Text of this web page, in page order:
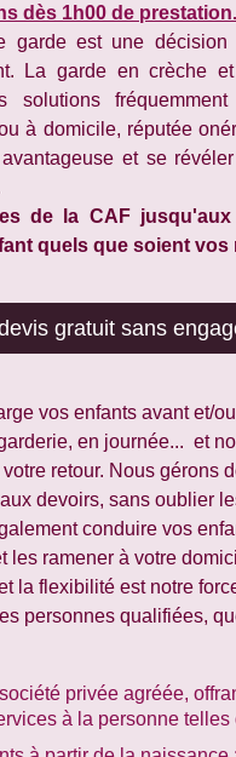
dès 1h00 de prestation.
garde est une décision
La garde en crèche
solutions fréquemment
à domicile, réputée
et se
de la CAF
quels que soient vos
gratuit sans
vos enfants avant et/
en journée... et
retour. Nous gérons
devoirs, sans oublier
conduire vos
les ramener à votre
la flexibilité est notre
personnes qualifiées,
privée agréée,
à la personne telles